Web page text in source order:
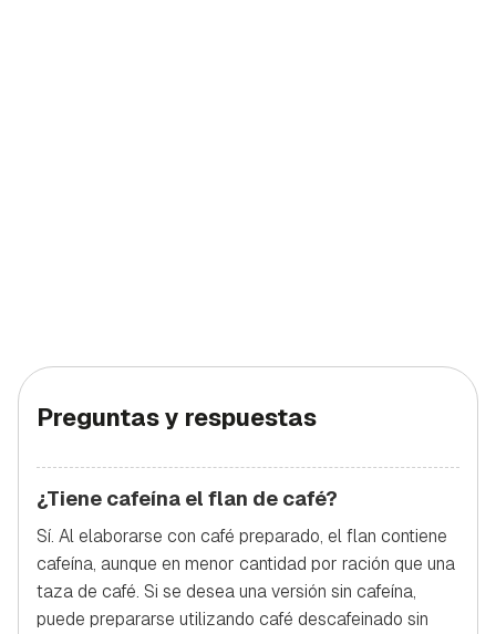
Preguntas y respuestas
¿Tiene cafeína el flan de café?
Sí. Al elaborarse con café preparado, el flan contiene
cafeína, aunque en menor cantidad por ración que una
taza de café. Si se desea una versión sin cafeína,
puede prepararse utilizando café descafeinado sin